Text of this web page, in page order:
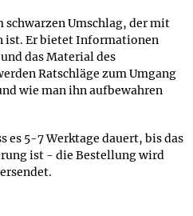
schwarzen Umschlag, der mit
ist. Er bietet Informationen
das Material des
Ratschläge zum Umgang
wie man ihn aufbewahren
es 5-7 Werktage dauert, bis das
ist - die Bestellung wird